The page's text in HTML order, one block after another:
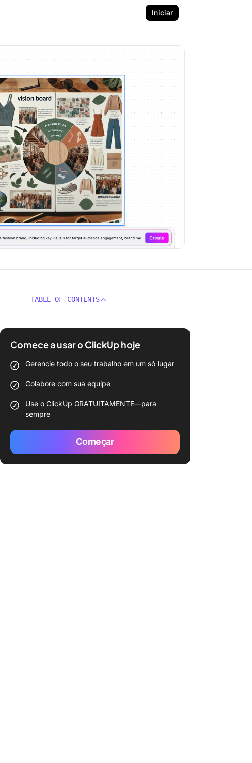
Iniciar
TABLE OF CONTENTS
Comece a usar o ClickUp hoje
Gerencie todo o seu trabalho em um só lugar
Colabore com sua equipe
Use o ClickUp GRATUITAMENTE—para
sempre
Começar